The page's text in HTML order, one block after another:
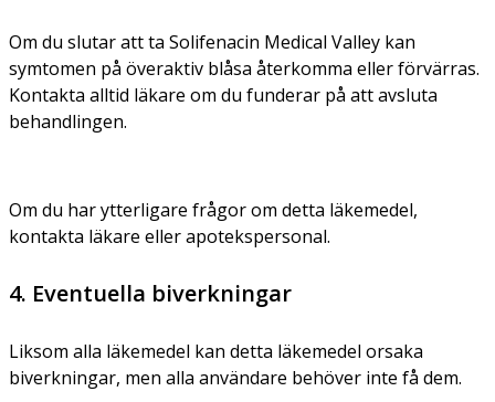
Om du slutar att ta Solifenacin Medical Valley kan
symtomen på överaktiv blåsa återkomma eller förvärras.
Kontakta alltid läkare om du funderar på att avsluta
behandlingen.
Om du har ytterligare frågor om detta läkemedel,
kontakta läkare eller apotekspersonal.
4. Eventuella biverkningar
Liksom alla läkemedel kan detta läkemedel orsaka
biverkningar, men alla användare behöver inte få dem.